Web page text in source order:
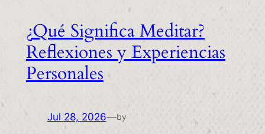
¿Qué Significa Meditar?
Reflexiones y Experiencias
Personales
Jul 28, 2026—by